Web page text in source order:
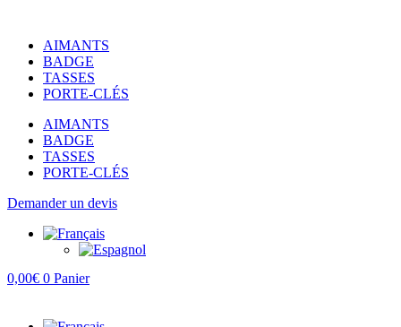
contenuAIMANTS
BADGE
TASSES
PORTE-CLÉS
AIMANTS
BADGE
TASSES
PORTE-CLÉS
Demander un devis
0,00€ 0 Panier